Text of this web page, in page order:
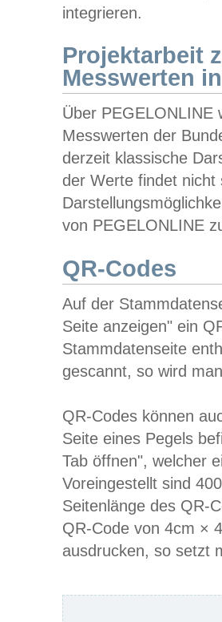
integrieren.
Projektarbeit
Messwerten
Über PEGELONLINE
Messwerten der
derzeit klassische
der Werte findet
von PEGELONLINE
QR-Codes
Auf der
Seite anzeigen" ein
Stammdatenseite
gescannt, so wird
QR-Codes können
Seite eines Pegels
Tab öffnen", welcher
Voreingestellt sind
Seitenlänge des QR-
QR-Code von 4cm ×
ausdrucken, so setzt